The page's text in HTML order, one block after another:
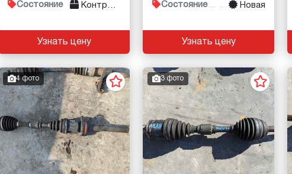
Состояние
Контракт
Узнать цену
Состояние
Новая
Узнать цену
4 фото 3 фото